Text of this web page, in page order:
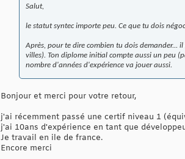
Salut,
le statut syntec importe peu. Ce que tu dois
Après, pour te dire combien tu dois demander...
villes). Ton diplome initial compte aussi un peu
nombre d'années d'expérience va jouer aussi.
Bonjour et merci pour votre retour,
j'ai récemment passé une certif niveau 1
j'ai 10ans d'expérience en tant que
Je travail en ile de france.
Encore merci